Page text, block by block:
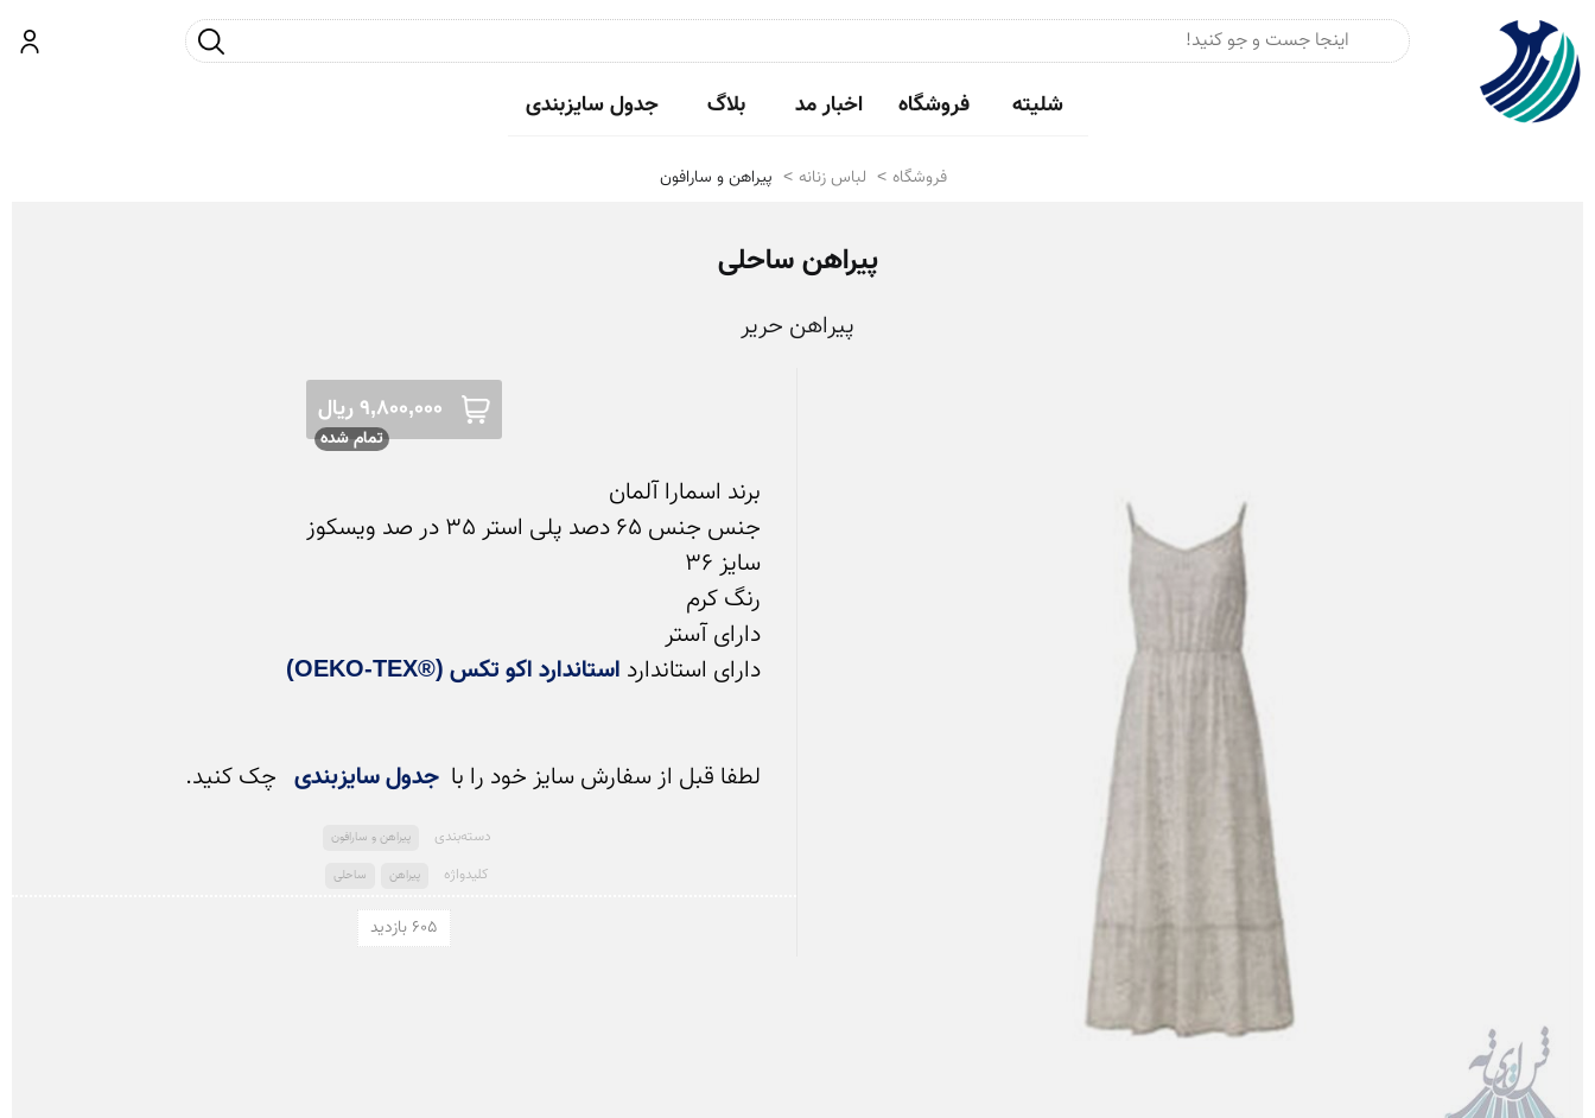
ورود جست و جو
شلیته فروشگاه اخبار مد بلاگ جدول سایزبندی
فروشگاه لباس زنانه پیراهن و سارافون
پیراهن ساحلی
پیراهن حریر
9,800,000 ریال
دارای استاندارد استاندارد اکو تکس (®OEKO-TEX)
لطفا قبل از سفارش سایز خود را با جدول سایزبندی چک کنید.
دسته‌بندی پیراهن و سارافون
کلید‌واژه پیراهن ساحلی
605 بازدید